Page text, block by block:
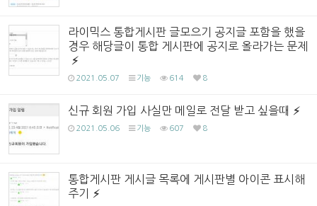
라이믹스 통합게시판 글모으기 공지글 포함을 했을
경우 해당글이 통합 게시판에 공지로 올라가는 문제
2021.05.07 기능 614 8
신규 회원 가입 사실만 메일로 전달 받고 싶을때
2021.05.06 기능 607 8
통합게시판 게시글 목록에 게시판별 아이콘 표시해
주기